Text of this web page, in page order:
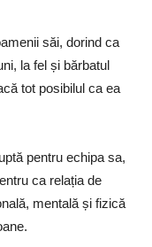
săi, dorind ca
la fel și bărbatul
tot posibilul ca ea
pentru echipa sa,
ca relația de
mentală și fizică